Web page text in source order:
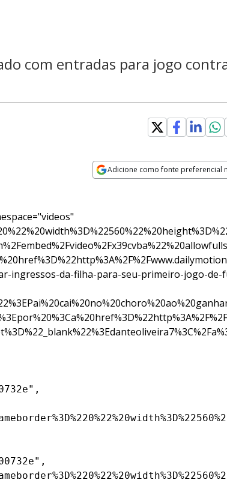
com entradas para jogo
Adicione como fonte preferencial
ingressos-da-filha-para-seu-primeiro-jogo-de-